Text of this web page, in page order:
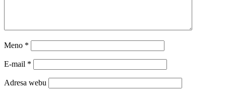
Meno *
E-mail *
Adresa webu